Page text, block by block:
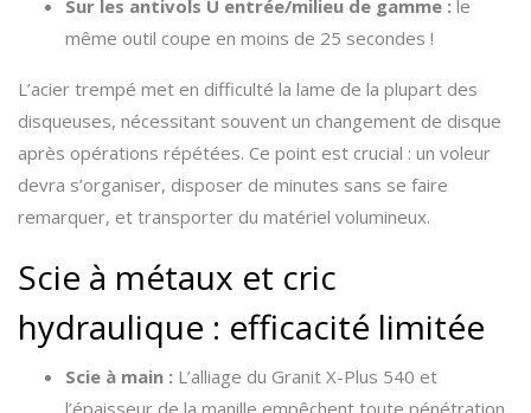
Sur les antivols U entrée/milieu de gamme : le
même outil coupe en moins de 25 secondes !
L’acier trempé met en difficulté la lame de la plupart des
disqueuses, nécessitant souvent un changement de disque
après opérations répétées. Ce point est crucial : un voleur
devra s’organiser, disposer de minutes sans se faire
remarquer, et transporter du matériel volumineux.
Scie à métaux et cric
hydraulique : efficacité limitée
Scie à main : L’alliage du Granit X-Plus 540 et
l’épaisseur de la manille empêchent toute pénétration